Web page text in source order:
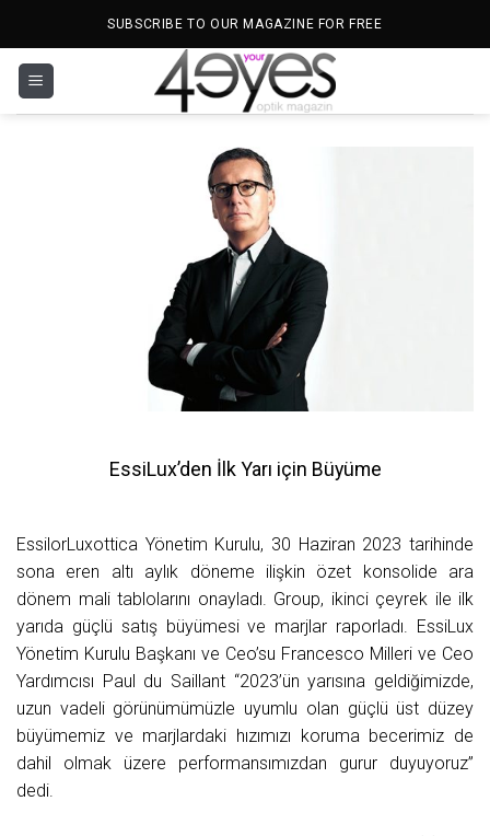
SUBSCRIBE TO OUR MAGAZINE FOR FREE
EssiLux’den İlk Yarı için Büyüme
EssilorLuxottica Yönetim Kurulu, 30 Haziran 2023 tarihinde
sona eren altı aylık döneme ilişkin özet konsolide ara
dönem mali tablolarını onayladı. Group, ikinci çeyrek ile ilk
yarıda güçlü satış büyümesi ve marjlar raporladı. EssiLux
Yönetim Kurulu Başkanı ve Ceo’su Francesco Milleri ve Ceo
Yardımcısı Paul du Saillant “2023’ün yarısına geldiğimizde,
uzun vadeli görünümümüzle uyumlu olan güçlü üst düzey
büyümemiz ve marjlardaki hızımızı koruma becerimiz de
dahil olmak üzere performansımızdan gurur duyuyoruz”
dedi.